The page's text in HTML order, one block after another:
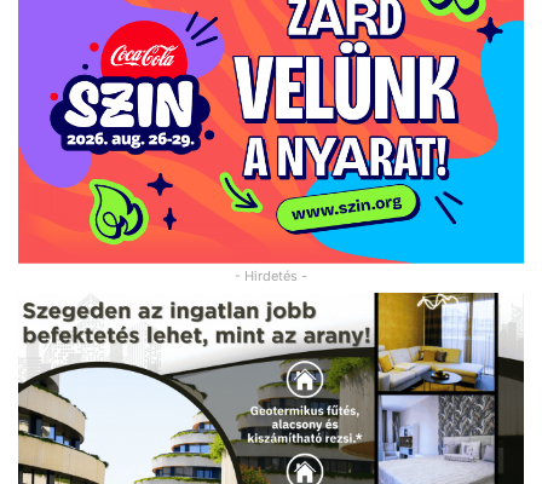
- Hirdetés -